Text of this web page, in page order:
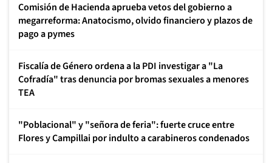
Comisión de Hacienda aprueba vetos del gobierno a
megarreforma: Anatocismo, olvido financiero y plazos de
pago a pymes
Fiscalía de Género ordena a la PDI investigar a "La
Cofradía" tras denuncia por bromas sexuales a menores
TEA
"Poblacional" y "señora de feria": fuerte cruce entre
Flores y Campillai por indulto a carabineros condenados